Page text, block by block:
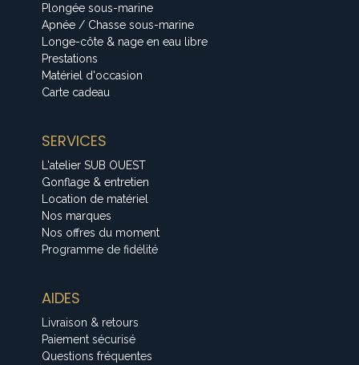
Plongée sous-marine
Apnée / Chasse sous-marine
Longe-côte & nage en eau libre
Prestations
Matériel d'occasion
Carte cadeau
SERVICES
L'atelier SUB OUEST
Gonflage & entretien
Location de matériel
Nos marques
Nos offres du moment
Programme de fidélité
AIDES
Livraison & retours
Paiement sécurisé
Questions fréquentes